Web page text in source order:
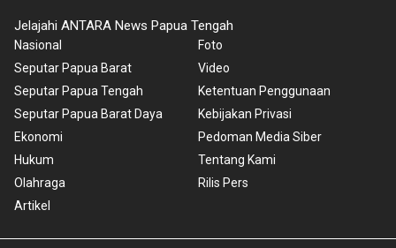
Jelajahi ANTARA News Papua Tengah
Nasional
Seputar Papua Barat
Seputar Papua Tengah
Seputar Papua Barat Daya
Ekonomi
Hukum
Olahraga
Artikel
Foto
Video
Ketentuan Penggunaan
Kebijakan Privasi
Pedoman Media Siber
Tentang Kami
Rilis Pers